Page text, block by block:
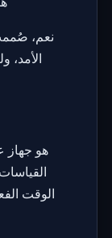
نعم،
الأمد،
الوقت